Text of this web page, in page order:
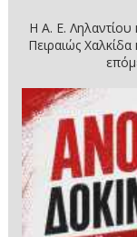
Η Α. Ε.
Πειραιώς